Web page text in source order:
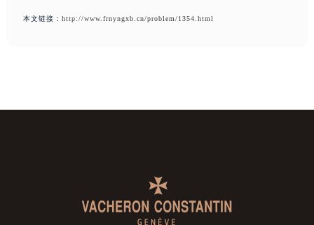
本文链接： http://www.frnyngxb.cn/problem/1354.html